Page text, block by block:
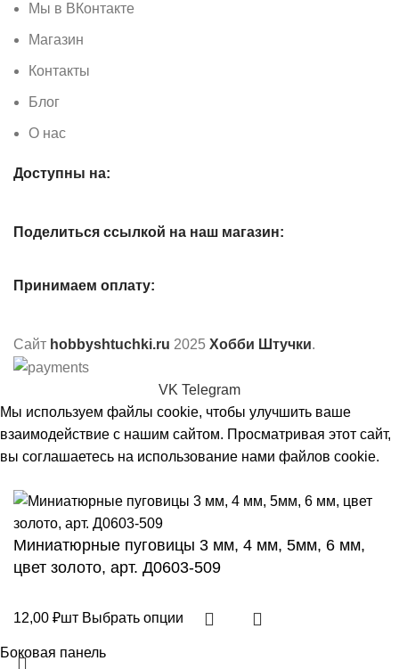
Мы в ВКонтакте
Магазин
Контакты
Блог
О нас
Доступны на:
Поделиться ссылкой на наш магазин:
Принимаем оплату:
Сайт hobbyshtuchki.ru 2025 Хобби Штучки.
VK Telegram
Мы используем файлы cookie, чтобы улучшить ваше
взаимодействие с нашим сайтом. Просматривая этот сайт,
вы соглашаетесь на использование нами файлов cookie.
Миниатюрные пуговицы 3 мм, 4 мм, 5мм, 6 мм,
цвет золото, арт. Д0603-509
12,00 ₽шт Выбрать опции
Боковая панель